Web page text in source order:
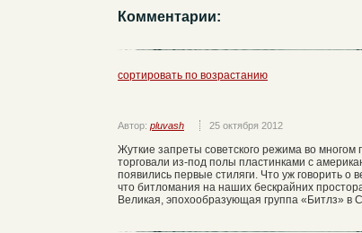
Комментарии:
сортировать по возрастанию
Автор: pluvash 25 октября 2012
Жуткие запреты советского режима во
торговали из-под полы пластинками с
появились первые стиляги. Что уж говорить о
что битломания на наших бескрайних
Великая, эпохообразующая группа «Битлз» в